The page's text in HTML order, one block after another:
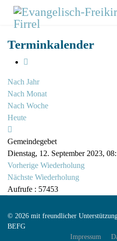
Terminkalender
Nach Jahr
Nach Monat
Nach Woche
Heute
Gemeindegebet
Dienstag, 12. September 2023,
Vorherige Wiederholung
Nächste Wiederholung
Aufrufe : 57453
© 2026 mit freundlicher
BEFG
Impressum